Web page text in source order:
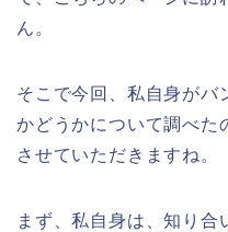
ん。
そこで今回、私自身がバ
かどうかについて調べた
させていただきますね。
まず、私自身は、知り合